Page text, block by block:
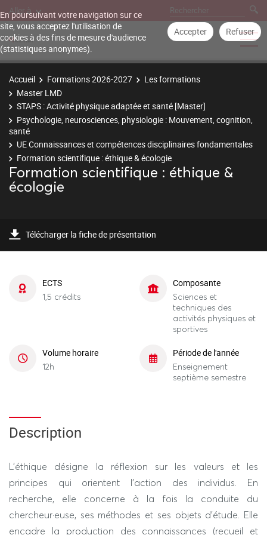
En poursuivant votre navigation sur ce
site, vous acceptez l'utilisation de
cookies à des fins de mesure d'audience
(statistiques anonymes).
Accepter Refuser
Aller à
Accueil Formations 2026-2027
Les formations
Master LMD
STAPS : Activité physique adaptée et santé [Master]
Psychologie, neurosciences, physiologie : Mouvement, cognition,
santé
UE Connaissances et compétences disciplinaires fondamentales
Formation scientifique : éthique & écologie
Formation scientifique : éthique &
écologie
Télécharger la fiche de présentation
ECTS
1,5 crédits
Composante
Sciences et
techniques des
activités physiques et
sportives
Volume horaire
12h
Période de l'année
Enseignement
septième semestre
Description
L’éthique désigne la réflexion sur les valeurs et les
principes qui orientent l’action des individus. En
recherche, elle concerne à la fois la conduite du
chercheur·euse, ses méthodes et ses objets d’étude. Elle
encadre la production des connaissances (recueil et